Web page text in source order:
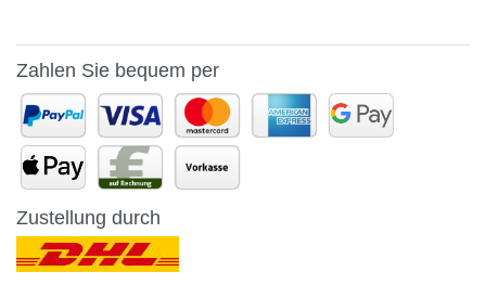
Zahlen Sie bequem per
Zustellung durch